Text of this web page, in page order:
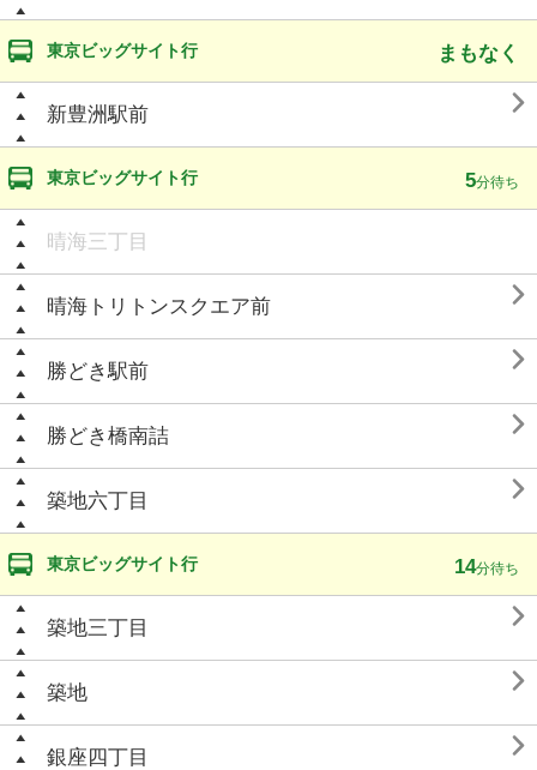
東京ビッグサイト行 まもなく
新豊洲駅前 
東京ビッグサイト行 5分待ち
晴海三丁目
晴海トリトンスクエア前 
勝どき駅前 
勝どき橋南詰 
築地六丁目 
東京ビッグサイト行 14分待ち
築地三丁目 
築地 
銀座四丁目 